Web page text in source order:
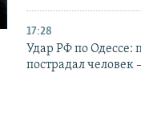
17:28
Удар РФ по Одессе:
пострадал человек